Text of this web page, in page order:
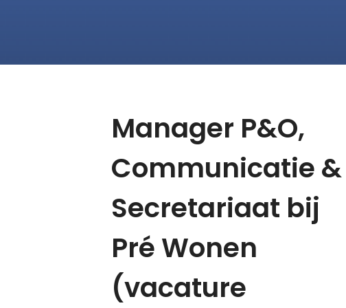
Manager P&O,
Communicatie &
Secretariaat bij
Pré Wonen
(vacature